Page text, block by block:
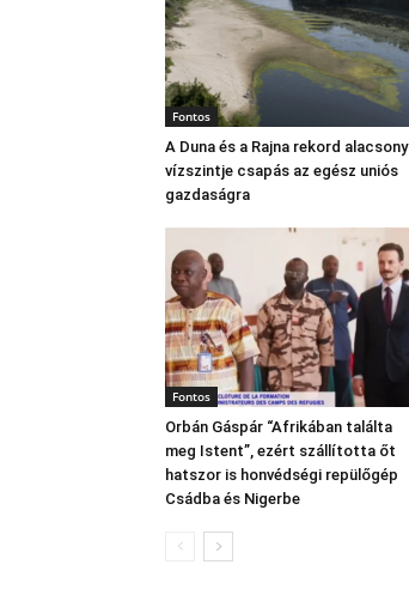
Fontos
A Duna és a Rajna rekord alacsony
vízszintje csapás az egész uniós
gazdaságra
Fontos
Orbán Gáspár “Afrikában találta
meg Istent”, ezért szállította őt
hatszor is honvédségi repülőgép
Csádba és Nigerbe